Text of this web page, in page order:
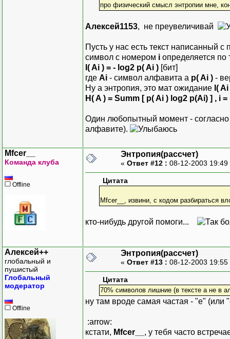
про физический смысл энтропии мне,
Алексей1153, не преувеличивай
Пусть у нас есть текст написанный
символ с номером i определяется
I( Ai ) = - log2 p( Ai ) [бит]
где Ai - символ алфавита а p( Ai ) -
Ну а энтропия, это мат ожидание I(
H( A ) = Summ [ p( Ai ) log2 p(Ai) ] , i =
Один любопытный момент - согласно
алфавите).
Mfcer__
Команда клуба
Offline
Энтропия(рассчет)
« Ответ #12 : 08-12-2003
Цитата
Mfcer__, извини, с кодом разбираться
кто-нибудь другой помоги...
Алексей++
глобальный и
пушистый
Глобальный
модератор
Offline
Энтропия(рассчет)
« Ответ #13 : 08-12-2003
Цитата
70% символов лишние (в тексте а не в
ну там вроде самая частая - "е"
:arrow:
кстати, Mfcer__ , у тебя часто